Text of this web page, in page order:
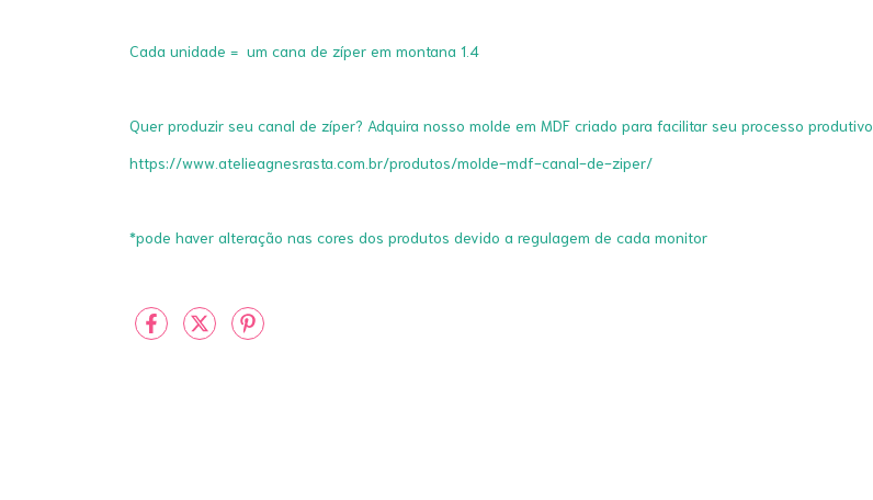
Cada unidade = um cana de zíper em montana 1.4
Quer produzir seu canal de zíper? Adquira nosso molde em MDF criado para facilitar seu processo produtivo
https://www.atelieagnesrasta.com.br/produtos/molde-mdf-canal-de-ziper/
*pode haver alteração nas cores dos produtos devido a regulagem de cada monitor